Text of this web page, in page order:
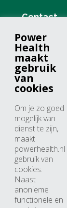
Contact
+31 (0)76
Adresse
4817 ZH
Nederland
Horaires
Du lundi au
Vendredi:
Power
Health
maakt
gebruik
van
cookies
Om je zo goed
mogelijk van
dienst te zijn,
maakt
powerhealth.nl
gebruik van
cookies.
Naast
anonieme
functionele en